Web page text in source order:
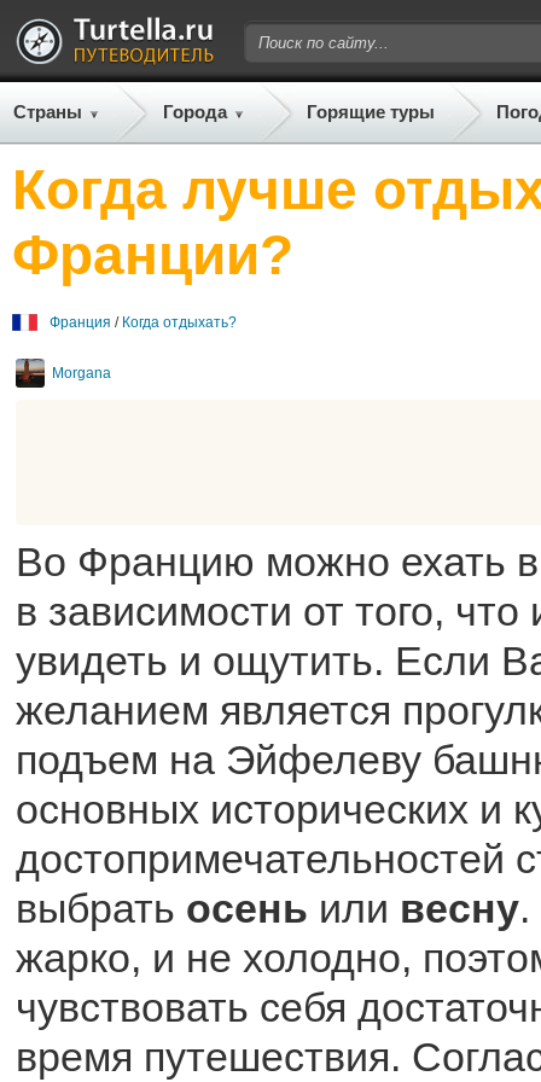
Страны Города Горящие туры
Когда лучше
Франции?
Франция / Когда отдыхать?
Morgana
Во Францию можно ехать
в зависимости от того,
увидеть и ощутить. Если
желанием является
подъем на Эйфелеву
основных исторических и
достопримечательностей
выбрать осень или весну
жарко, и не холодно,
чувствовать себя
время путешествия.